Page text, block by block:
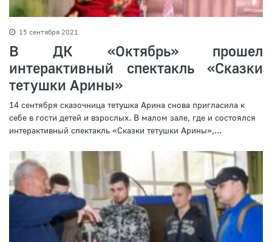
15 сентября 2021
В ДК «Октябрь» прошел
интерактивный спектакль «Сказки
тетушки Арины»
14 сентября сказочница тетушка Арина снова пригласила к
себе в гости детей и взрослых. В малом зале, где и состоялся
интерактивный спектакль «Сказки тетушки Арины»,...